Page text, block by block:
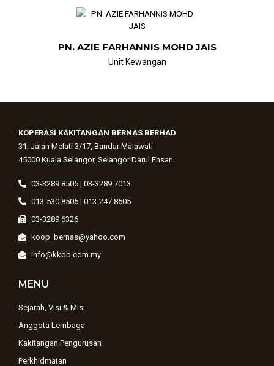
PN. AZIE FARHANNIS MOHD JAIS
Unit Kewangan
KOPERASI KAKITANGAN BERNAS BERHAD
31, Jalan Melati 3/17, Bandar Malawati
45000 Kuala Selangor, Selangor Darul Ehsan
03-3289 8505 | 03-3289 7013
013-530 8505 | 013-247 8505
03-3289 6326
koop_bernas@yahoo.com
info@kkbb.com.my
MENU
Sejarah, Visi & Misi
Anggota Lembaga
Kakitangan Pengurusan
Perkhidmatan